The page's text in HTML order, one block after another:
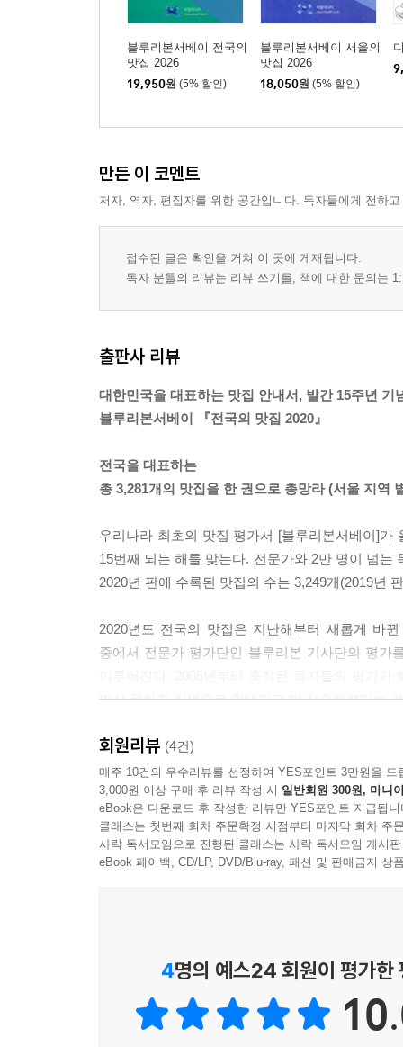
블루리본서베이 전국의
맛집 2026
19,950원 (5% 할인)
블루리본서베이 서울의
맛집 2026
18,050원 (5% 할인)
만든 이 코멘트
저자, 역자, 편집자를 위한 공간입니다. 독자들에게 전하
접수된 글은 확인을 거쳐 이 곳에 게재됩니다.
독자 분들의 리뷰는 리뷰 쓰기를, 책에 대한 문의는
출판사 리뷰
대한민국을 대표하는 맛집 안내서, 발간 15주년 기
블루리본서베이 『전국의 맛집 2020』
전국을 대표하는
총 3,281개의 맛집을 한 권으로 총망라 (서울 지역
우리나라 최초의 맛집 평가서 [블루리본서베이]
15번째 되는 해를 맞는다. 전문가와 2만 명이 넘
2020년 판에 수록된 맛집의 수는 3,249개(2019년
2020년도 전국의 맛집은 지난해부터 새롭게 바
중에서 전문가 평가단인 블루리본 기사단의 평
미식 문화가 저변으로 확대되고 더 성숙해졌다는
2020년 판에서 리본 세 개를 받은 곳은 작년에 이
년 동안 정통 프렌치를 선보이는 서승호 셰프의
맛집으로 선정되었다. 리본 두 개 맛집은 146개
줄었습니다.
블루리본서베이: [전국의 맛집]은 2015년 판부터
[블루리본서베이]는 2005년 첫 번째 평가서를
토대로 대다수에게 공감을 줄 수 있는 결과를
이루어지고 있으며 이러한 평가 결과는 점수가
회원리뷰 (4건)
매주 10건의 우수리뷰를 선정하여 YES포인트 3만원을 드
3,000원 이상 구매 후 리뷰 작성 시 일반회원 300원, 마니
eBook은 다운로드 후 작성한 리뷰만 YES포인트 지급됩니
클래스는 첫번째 회차 주문확정 시점부터 마지막 회차 주
사락 독서모임으로 진행된 클래스는 사락 독서모임 게시
eBook 페이백, CD/LP, DVD/Blu-ray, 패션 및 판매금지 상
4명의 예스24 회원이 평가한